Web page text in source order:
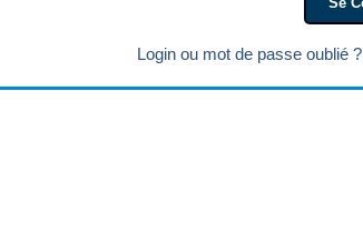
Login ou mot de passe oublié ?